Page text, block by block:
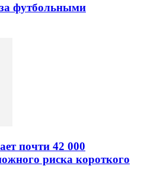
футбольными
почти 42 000
риска короткого